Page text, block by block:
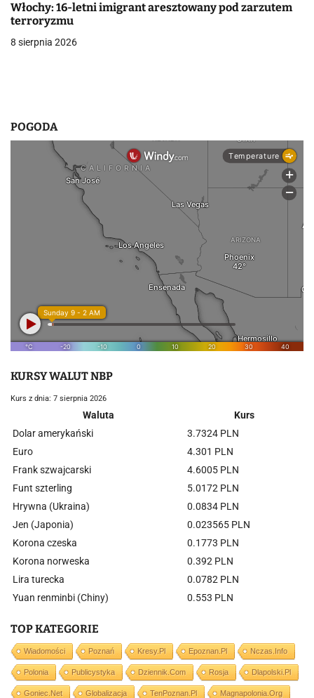
s
u
Włochy: 16-letni imigrant aresztowany pod zarzutem
terroryzmu
8 sierpnia 2026
POGODA
KURSY WALUT NBP
Kurs z dnia: 7 sierpnia 2026
Waluta
Kurs
Dolar amerykański
3.7324 PLN
Euro
4.301 PLN
Frank szwajcarski
4.6005 PLN
Funt szterling
5.0172 PLN
Hrywna (Ukraina)
0.0834 PLN
Jen (Japonia)
0.023565 PLN
Korona czeska
0.1773 PLN
Korona norweska
0.392 PLN
Lira turecka
0.0782 PLN
Yuan renminbi (Chiny)
0.553 PLN
TOP KATEGORIE
Wiadomości Poznań Kresy.pl Epoznan.pl Nczas.info
Polonia Publicystyka Dziennik.com Rosja Dlapolski.pl
Goniec.net Globalizacja TenPoznan.pl Magnapolonia.org